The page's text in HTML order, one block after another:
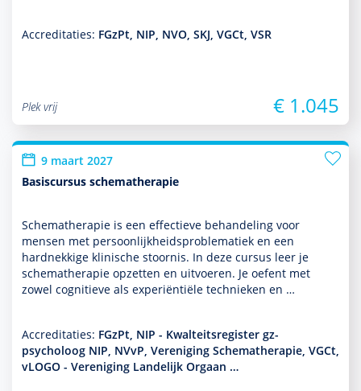
Accreditaties: FGzPt, NIP, NVO, SKJ, VGCt, VSR
Plek vrij € 1.045
9 maart 2027
Basiscursus schematherapie
Schemathera­pie is een effectieve behan­del­ing voor
mensen met per­soon­lijkheidsproble­ma­tiek en een
hardnekkige klinische stoor­nis. In deze cursus leer je
schemathera­pie opzetten en uitvoeren. Je oefent met
zowel cogni­tieve als experiëntiële tech­nieken en …
Accreditaties: FGzPt, NIP - Kwalteitsregister gz-
psycholoog NIP, NVvP, Vereniging Schematherapie, VGCt,
vLOGO - Vereniging Landelijk Orgaan …